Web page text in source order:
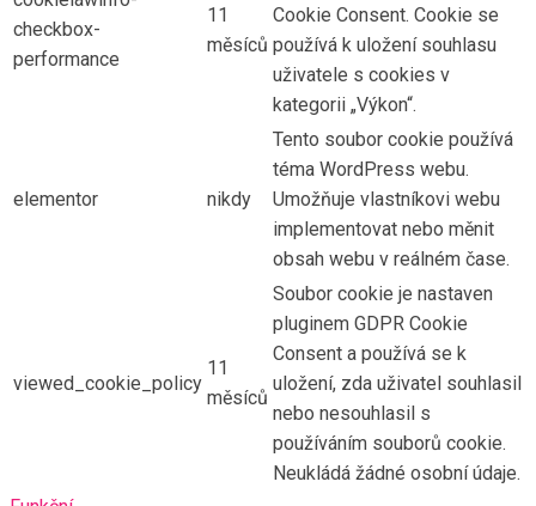
checkbox-
performance
11
měsíců
Cookie Consent. Cookie se
používá k uložení souhlasu
uživatele s cookies v
kategorii „Výkon“.
elementor nikdy
Tento soubor cookie používá
téma WordPress webu.
Umožňuje vlastníkovi webu
implementovat nebo měnit
obsah webu v reálném čase.
viewed_cookie_policy
11
měsíců
Soubor cookie je nastaven
pluginem GDPR Cookie
Consent a používá se k
uložení, zda uživatel souhlasil
nebo nesouhlasil s
používáním souborů cookie.
Neukládá žádné osobní údaje.